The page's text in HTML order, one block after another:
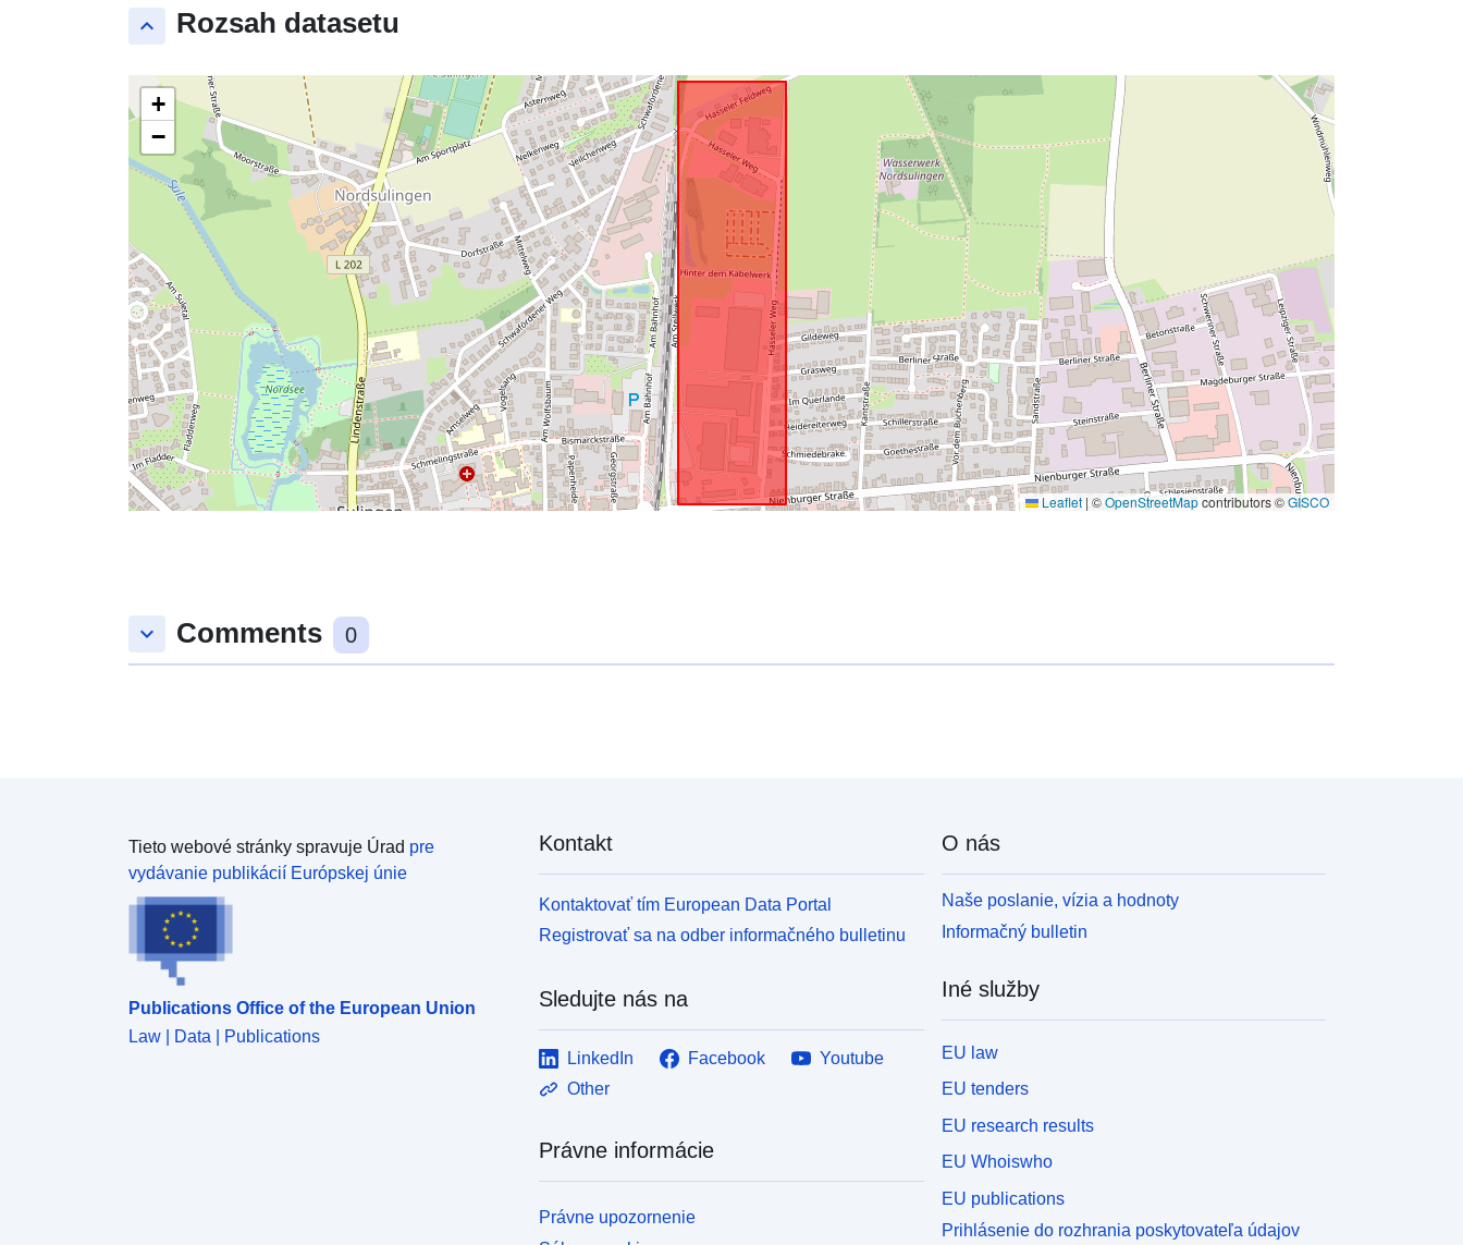
keyboard_arrow_up Rozsah datasetu
+
−
Leaflet | ©OpenStreetMapcontributors ©GISCO
uriRef:
http://data.europa.eu/88u/dataset/90
bb2b88-b61d-43a7-b0a3-
3d928c859a6b
keyboard_arrow_down Comments 0
Tieto webové stránky spravuje Úrad pre
vydávanie publikácií Európskej únie
Publications Office of the European Union
Law | Data | Publications
Kontakt
Kontaktovať tím European Data Portal
Registrovať sa na odber informačného bulletinu
Sledujte nás na
LinkedIn Facebook
Youtube
Other
Právne informácie
Právne upozornenie
O nás
Naše poslanie, vízia a hodnoty
Informačný bulletin
Iné služby
EU law
EU tenders
EU research results
EU Whoiswho
EU publications
Prihlásenie do rozhrania poskytovateľa údajov